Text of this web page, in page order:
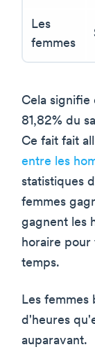
Les
femmes
Cela signifie
81,82% du
Ce fait fait
entre les
statistiques
femmes
gagnent les
horaire pour
temps.
Les femmes
d'heures
auparavant.